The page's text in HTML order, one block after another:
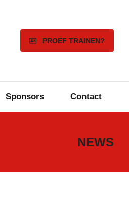
PROEF TRAINEN?
Sponsors Contact
NEWS